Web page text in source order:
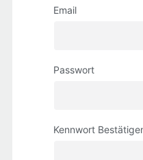
Email
Passwort
Kennwort